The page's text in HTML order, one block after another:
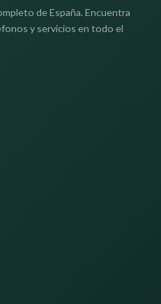
de España. Encuentra
y servicios en todo el